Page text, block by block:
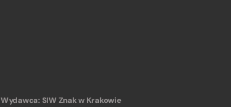
Wydawca: SIW Znak w Krakowie